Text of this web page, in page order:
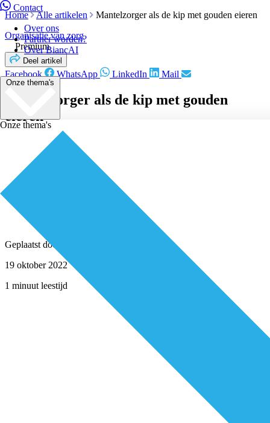
Contact
Over ons
Partner worden?
Over BiancAI
Onze thema's
Onze thema's
Home Alle artikelen
Mantelzorger als de kip met gouden eieren
Organisatie van zorg
Premium
Deel artikel
Facebook WhatsApp LinkedIn Mail
Mantelzorger als de kip met gouden
eieren
Geplaatst door
19 oktober 2022
1 minuut leestijd